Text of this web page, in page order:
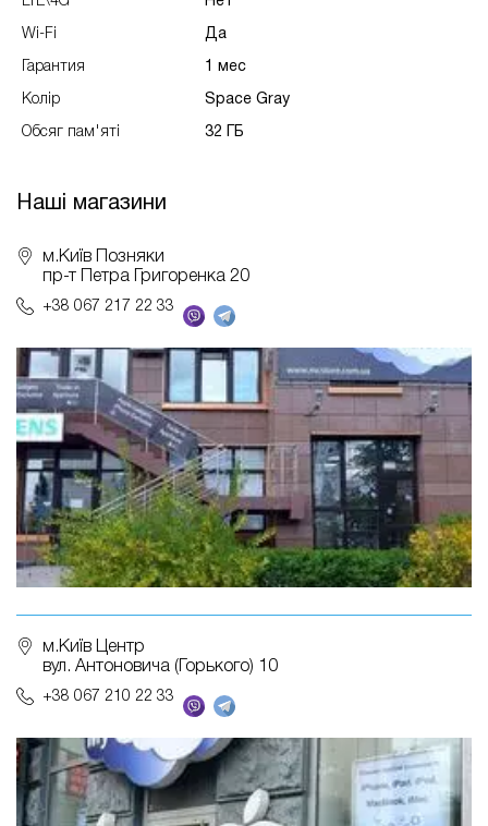
Wi-Fi Да
Гарантия 1 мес
Колір Space Gray
Обсяг пам'яті 32 ГБ
Наші магазини
м.Київ Позняки
пр-т Петра Григоренка 20
+38 067 217 22 33
м.Київ Центр
вул. Антоновича (Горького) 10
+38 067 210 22 33